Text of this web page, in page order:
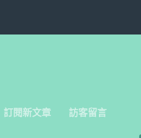
訂閱新文章 訪客留言